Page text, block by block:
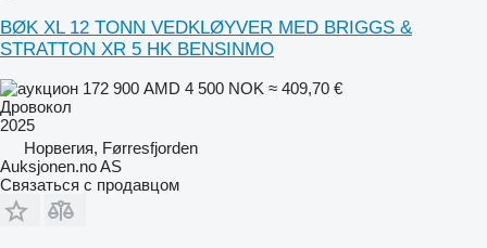
BØK XL 12 TONN VEDKLØYVER MED BRIGGS &
STRATTON XR 5 HK BENSINMO
172 900 AMD 4 500 NOK ≈ 409,70 €
Дровокол
2025
Норвегия, Førresfjorden
Auksjonen.no AS
Связаться с продавцом